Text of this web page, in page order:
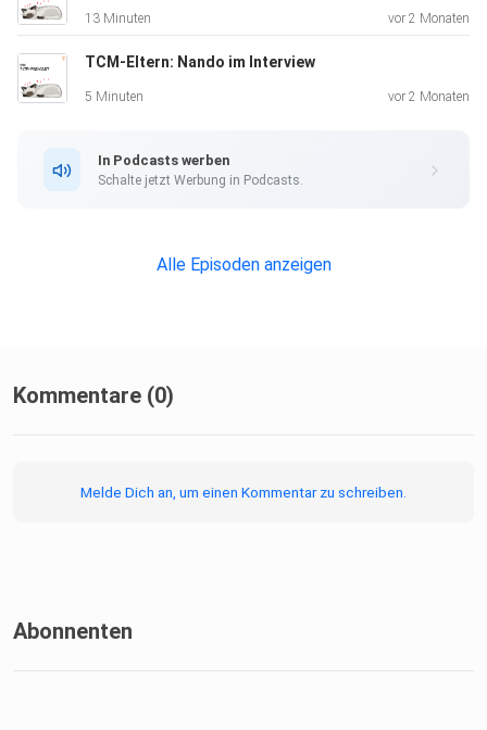
Mein Ziel ist es, dir die Vielfalt der chinesischen
begeistern
– und natürlich, den besten Podcast auf diesem Gebiet
⁠⁠https://www.maharainstitute.ch/podcast⁠⁠
13 Minuten vor 2 Monaten
TCM-Eltern: Nando im Interview
5 Minuten vor 2 Monaten
In Podcasts werben
Schalte jetzt Werbung in Podcasts.
Alle Episoden anzeigen
Kommentare (0)
Melde Dich an, um einen Kommentar zu schreiben.
Abonnenten